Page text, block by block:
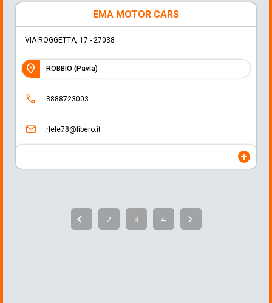
EMA MOTOR CARS
VIA ROGGETTA, 17 - 27038
location_on ROBBIO (Pavia)
call 3888723003
mail rlele78@libero.it
add
arrow_back_ios 2 3 4 arrow_forward_ios